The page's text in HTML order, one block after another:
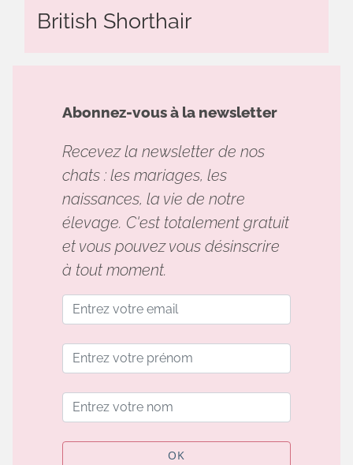
British Shorthair
Abonnez-vous à la newsletter
Recevez la newsletter de nos
chats : les mariages, les
naissances, la vie de notre
élevage. C'est totalement gratuit
et vous pouvez vous désinscrire
à tout moment.
OK